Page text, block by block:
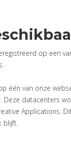
op een
één van onze
Deze datacenters
Applications.
blijft.